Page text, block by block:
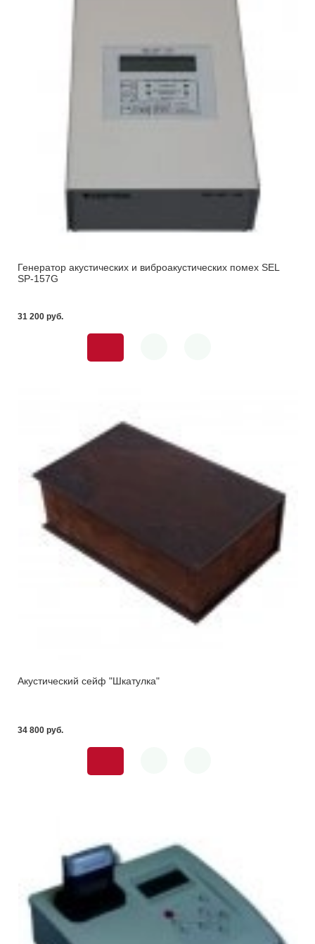
Генератор акустических и виброакустических помех SEL
SP-157G
31 200 pуб.
Акустический сейф "Шкатулка"
34 800 pуб.